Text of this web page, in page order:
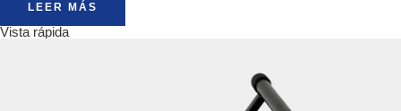
LEER MÁS
Vista rápida